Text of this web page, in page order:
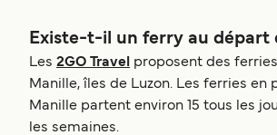
Existe-t-il un ferry au départ
Les 2GO Travel
proposent des
Manille, îles de Luzon. Les ferries en
Manille partent environ 15 tous les
les semaines.